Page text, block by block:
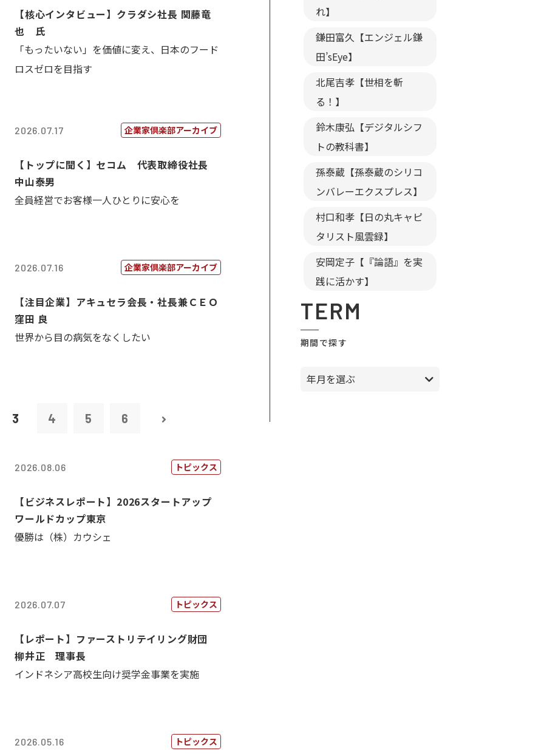
【核心インタビュー】クラダシ社長 関藤竜
也 氏
「もったいない」を価値に変え、日本のフード
ロスゼロを目指す
2026.07.17 企業家倶楽部アーカイブ
【トップに聞く】セコム 代表取締役社長
中山泰男
全員経営でお客様一人ひとりに安心を
2026.07.16 企業家倶楽部アーカイブ
【注目企業】アキュセラ会長・社長兼ＣＥＯ
窪田 良
世界から目の病気をなくしたい
3 4 5 6
2026.08.06 トピックス
【ビジネスレポート】2026スタートアップ
ワールドカップ東京
優勝は（株）カウシェ
2026.07.07 トピックス
【レポート】ファーストリテイリング財団
柳井正 理事長
インドネシア高校生向け奨学金事業を実施
2026.05.16 トピックス
れ】
鎌田富久【エンジェル鎌
田’sEye】
北尾吉孝【世相を斬
る！】
鈴木康弘【デジタルシフ
トの教科書】
孫泰蔵【孫泰蔵のシリコ
ンバレーエクスプレス】
村口和孝【日の丸キャピ
タリスト風雲録】
安岡定子【『論語』を実
践に活かす】
TERM
期間で探す
年月を選ぶ